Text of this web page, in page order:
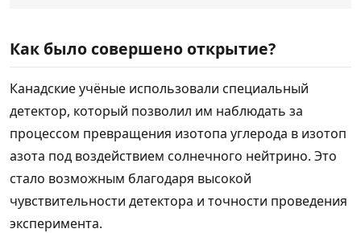
Как было совершено открытие?
Канадские учёные использовали специальный
детектор, который позволил им наблюдать за
процессом превращения изотопа углерода в изотоп
азота под воздействием солнечного нейтрино. Это
стало возможным благодаря высокой
чувствительности детектора и точности проведения
эксперимента.